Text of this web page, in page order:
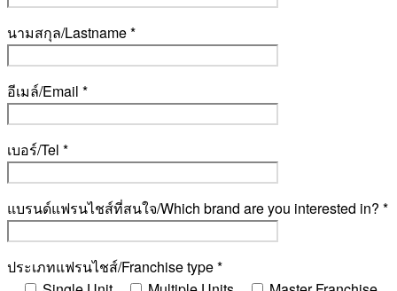
นามสกุล/Lastname *
อีเมล์/Email *
เบอร์/Tel *
แบรนด์แฟรนไชส์ที่สนใจ/Which brand are you interested in? *
ประเภทแฟรนไชส์/Franchise type *